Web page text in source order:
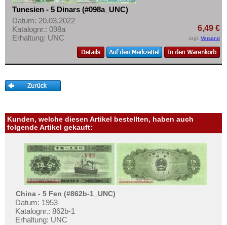
Erhaltungsgrade
Gratisbanknoten
FAQ
Mehr über...
Zahlungsbedingungen
Widerrufsbelehrung
Liefer- und Versandkosten
AGB
Impressum
Tunesien - 5 Dinars (#098a_UNC)
Datum: 20.03.2022
Katalognr.: 098a
Erhaltung: UNC
6,49 €
zzgl. Versand
Kunden, welche diesen Artikel bestellten, haben auch
folgende Artikel gekauft:
China - 5 Fen (#862b-1_UNC)
Datum: 1953
Katalognr.: 862b-1
Erhaltung: UNC